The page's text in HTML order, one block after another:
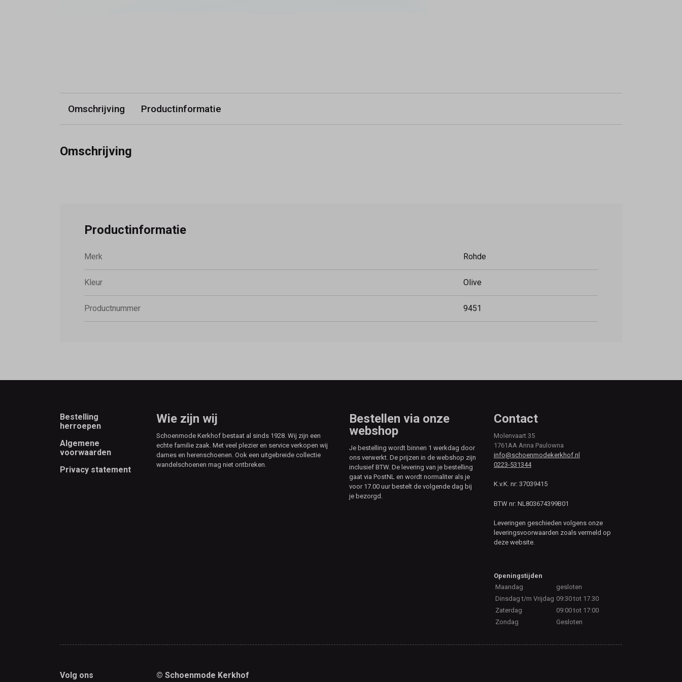
Omschrijving Productinformatie
Omschrijving
Productinformatie
Merk Rohde
Kleur Olive
Productnummer 9451
Footer
Bestelling
herroepen
Algemene
voorwaarden
Privacy statement
Wie zijn wij
Schoenmode Kerkhof bestaat al sinds 1928. Wij zijn een
echte familie zaak. Met veel plezier en service verkopen wij
dames en herenschoenen. Ook een uitgebreide collectie
wandelschoenen mag niet ontbreken.
Bestellen via onze
webshop
Je bestelling wordt binnen 1 werkdag door
ons verwerkt. De prijzen in de webshop zijn
inclusief BTW. De levering van je bestelling
gaat via PostNL en wordt normaliter als je
voor 17.00 uur bestelt de volgende dag bij
je bezorgd.
Contact
Molenvaart 35
1761AA Anna Paulowna
info@schoenmodekerkhof.nl
0223-531344
K.v.K. nr: 37039415
BTW nr: NL803674399B01
Leveringen geschieden volgens onze
leveringsvoorwaarden zoals vermeld op
deze website.
Openingstijden
Maandag
gesloten
Dinsdag t/m Vrijdag 09:30 tot 17.30
Zaterdag
09:00 tot 17:00
Zondag
Gesloten
Volg ons © Schoenmode Kerkhof